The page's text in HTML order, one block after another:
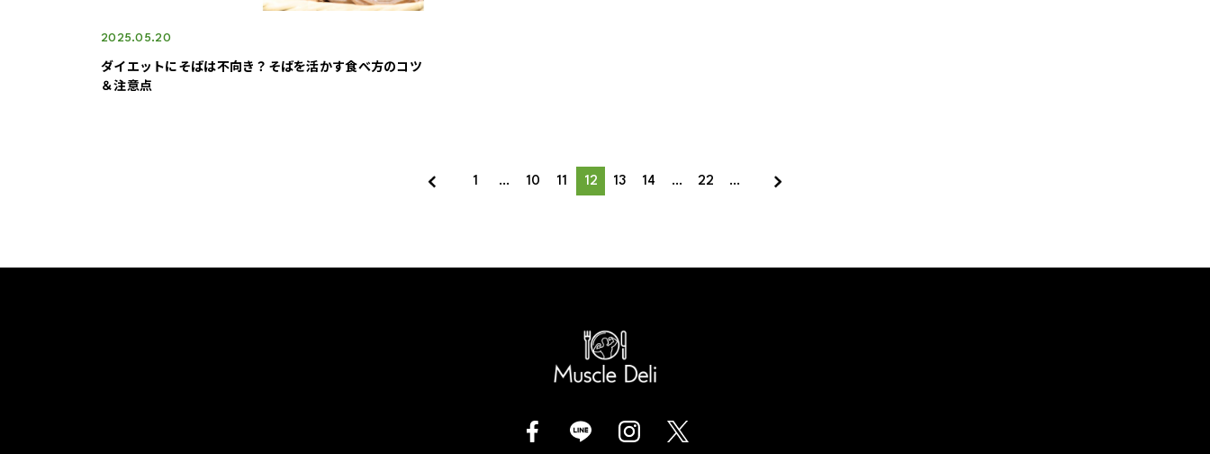
2025.05.20
ダイエットにそばは不向き？そばを活かす食べ方のコツ
＆注意点
1 … 10 11 12 13 14 … 22 …